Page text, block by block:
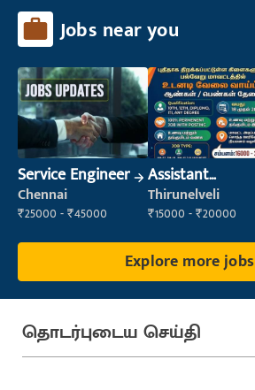
Jobs near you
Service Engineer
Chennai
₹25000 - ₹45000
Assistant
Manager
Thirunelveli
₹15000 - ₹20000
Explore more jobs
தொடர்புடைய செய்தி